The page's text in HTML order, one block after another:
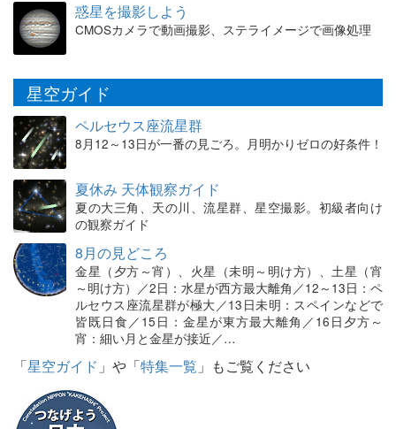
惑星を撮影しよう
CMOSカメラで動画撮影、ステライメージで画像処理
星空ガイド
ペルセウス座流星群
8月12～13日が一番の見ごろ。月明かりゼロの好条件！
夏休み 天体観察ガイド
夏の大三角、天の川、流星群、星空撮影。初級者向け
の観察ガイド
8月の見どころ
金星（夕方～宵）、火星（未明～明け方）、土星（宵
～明け方）／2日：水星が西方最大離角／12～13日：ペ
ルセウス座流星群が極大／13日未明：スペインなどで
皆既日食／15日：金星が東方最大離角／16日夕方～
宵：細い月と金星が接近／…
「星空ガイド 」や「特集一覧 」もご覧ください